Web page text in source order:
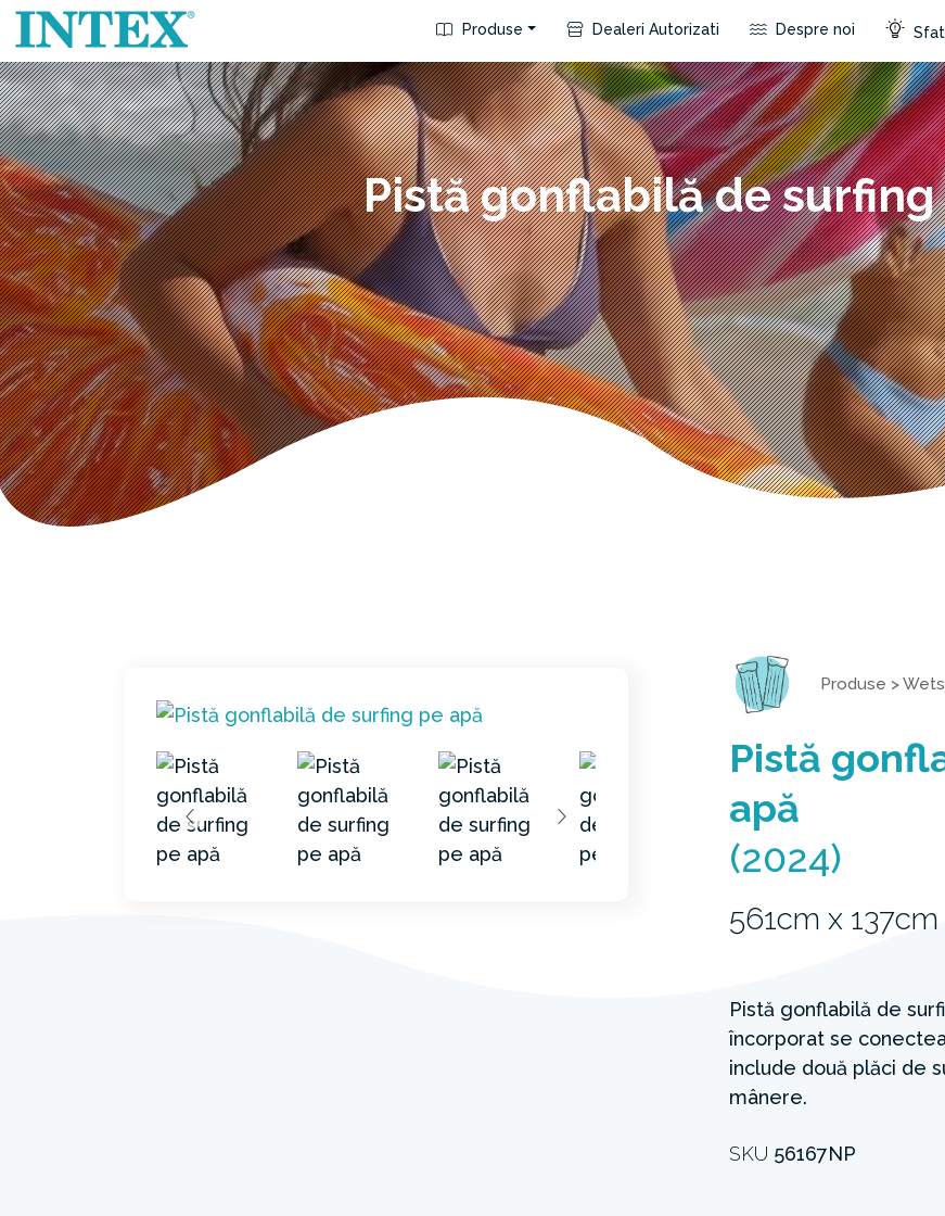
Produse Dealeri Autorizati Despre noi
Pistă gonflabilă de surfing
Produse >
Pistă
apă
(2024)
561cm x
Pistă gonflabilă de
încorporat se
include două plăci de
mânere.
SKU 56167NP